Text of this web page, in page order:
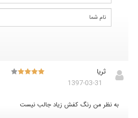
ثریا
1397-03-31
به نظر من رنگ کفش زیاد جالب نیست